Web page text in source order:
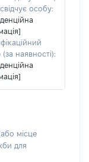
особу:
наявності):
місце
для